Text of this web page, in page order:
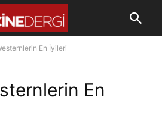
En İyileri
En